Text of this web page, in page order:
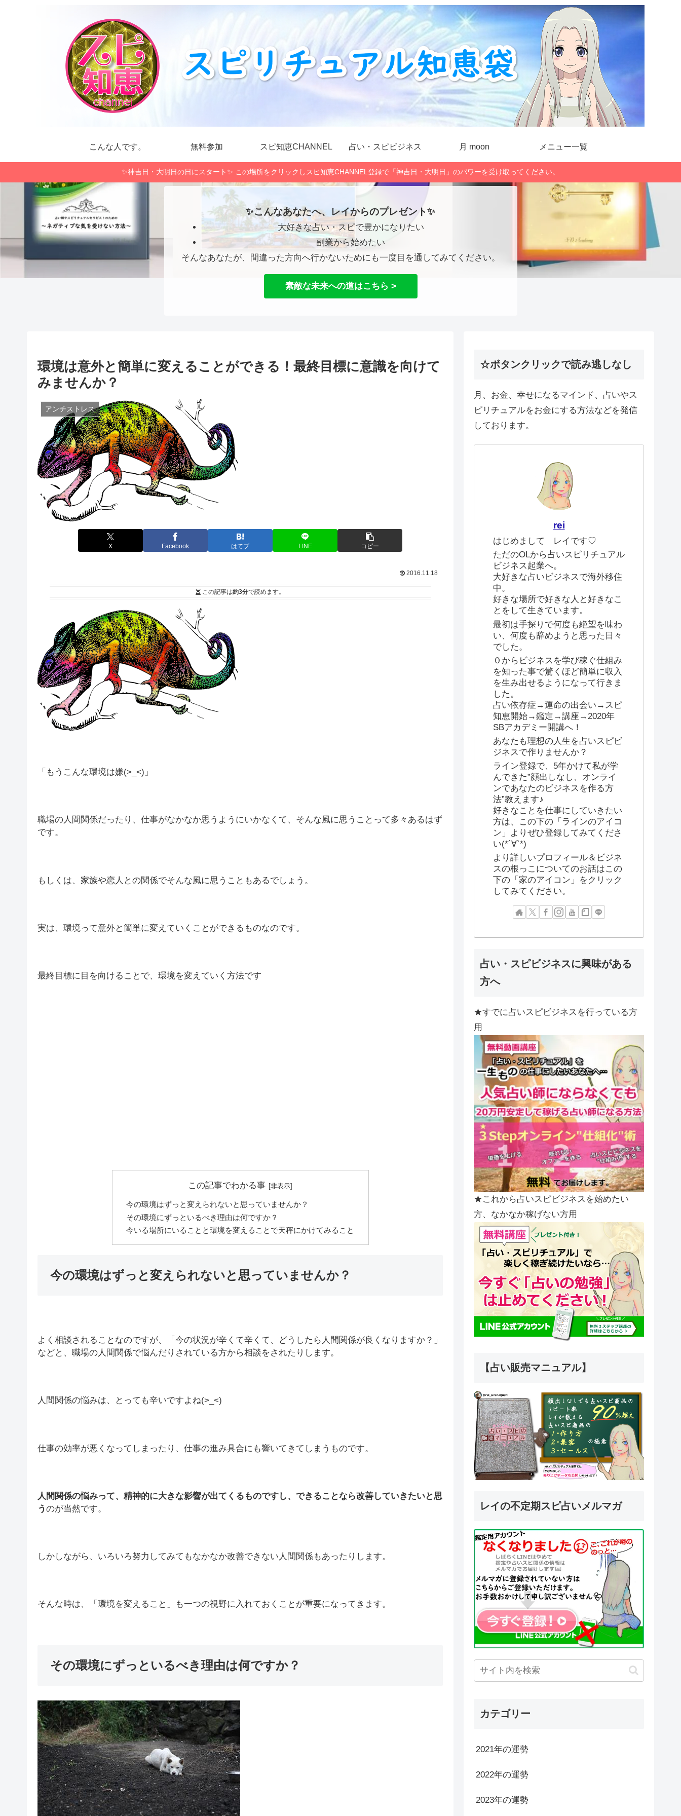
こんな人です。 無料参加 スピ知恵CHANNEL 占い・スピビジネス 月 moon メニュー一覧
✨神吉日・大明日の日にスタート✨ この場所をクリックしスピ知恵CHANNEL登録で「神吉日・大明日」のパワーを受け取ってください。
✨こんなあなたへ、レイからのプレゼント✨
大好きな占い・スピで豊かになりたい
副業から始めたい
そんなあなたが、間違った方向へ行かないためにも一度目を通してみてください。
素敵な未来への道はこちら >
環境は意外と簡単に変えることができる！最終目標に意識を向けて
みませんか？
アンチストレス
X Facebook はてブ LINE コピー
2016.11.18
この記事は約3分で読めます。
「もうこんな環境は嫌(>_<)」
職場の人間関係だったり、仕事がなかなか思うようにいかなくて、そんな風に思うことって多々あるはず
です。
もしくは、家族や恋人との関係でそんな風に思うこともあるでしょう。
実は、環境って意外と簡単に変えていくことができるものなのです。
最終目標に目を向けることで、環境を変えていく方法です
この記事でわかる事
今の環境はずっと変えられないと思っていませんか？
その環境にずっといるべき理由は何ですか？
今いる場所にいることと環境を変えることで天秤にかけてみること
今の環境はずっと変えられないと思っていませんか？
よく相談されることなのですが、「今の状況が辛くて辛くて、どうしたら人間関係が良くなりますか？」
などと、職場の人間関係で悩んだりされている方から相談をされたりします。
人間関係の悩みは、とっても辛いですよね(>_<)
仕事の効率が悪くなってしまったり、仕事の進み具合にも響いてきてしまうものです。
人間関係の悩みって、精神的に大きな影響が出てくるものですし、できることなら改善していきたいと思
うのが当然です。
しかしながら、いろいろ努力してみてもなかなか改善できない人間関係もあったりします。
そんな時は、「環境を変えること」も一つの視野に入れておくことが重要になってきます。
その環境にずっといるべき理由は何ですか？
☆ボタンクリックで読み逃しなし
月、お金、幸せになるマインド、占いやス
ピリチュアルをお金にする方法などを発信
しております。
rei
はじめまして レイです♡
ただのOLから占いスピリチュアル
ビジネス起業へ。
大好きな占いビジネスで海外移住
中。
好きな場所で好きな人と好きなこ
とをして生きています。
最初は手探りで何度も絶望を味わ
い、何度も辞めようと思った日々
でした。
０からビジネスを学び稼ぐ仕組み
を知った事で驚くほど簡単に収入
を生み出せるようになって行きま
した。
占い依存症→運命の出会い→スピ
知恵開始→鑑定→講座→2020年
SBアカデミー開講へ！
あなたも理想の人生を占いスピビ
ジネスで作りませんか？
ライン登録で、5年かけて私が学
んできた”顔出しなし、オンライ
ンであなたのビジネスを作る方
法”教えます♪
好きなことを仕事にしていきたい
方は、この下の「ラインのアイコ
ン」よりぜひ登録してみてくださ
い(*´∀`*)
より詳しいプロフィール＆ビジネ
スの根っこについてのお話はこの
下の「家のアイコン」をクリック
してみてください。
占い・スピビジネスに興味がある
方へ
★すでに占いスピビジネスを行っている方
用
★これから占いスピビジネスを始めたい
方、なかなか稼げない方用
【占い販売マニュアル】
レイの不定期スピ占いメルマガ
カテゴリー
2021年の運勢
2022年の運勢
2023年の運勢